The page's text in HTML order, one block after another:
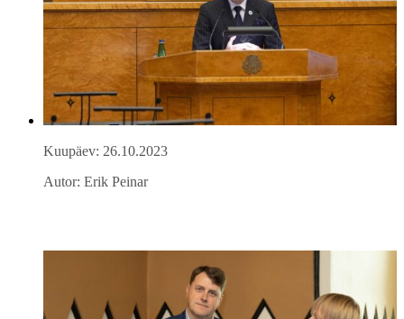
Kuupäev: 26.10.2023
Autor: Erik Peinar